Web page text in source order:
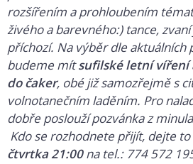
rozšířením a prohloubením
živého a barevného:) tance,
příchozí. Na výběr dle aktuálních
budeme mítsufilské letní víření
do čaker, obé již samozřejmě s
volnotanečním laděním. Pro
dobře poslouží pozvánka z
Kdo se rozhodnete přijít, dejte
čtvrtka 21:00na tel.: 774 572 19